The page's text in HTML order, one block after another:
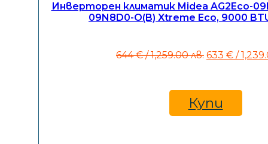
Инверторен климатик Midea AG2Eco-
09N8D0-O(B) Xtreme Eco, 9000
644€ / 1,259.00 лв. Original
644 €
/
1,259.00
633 € /
Купи